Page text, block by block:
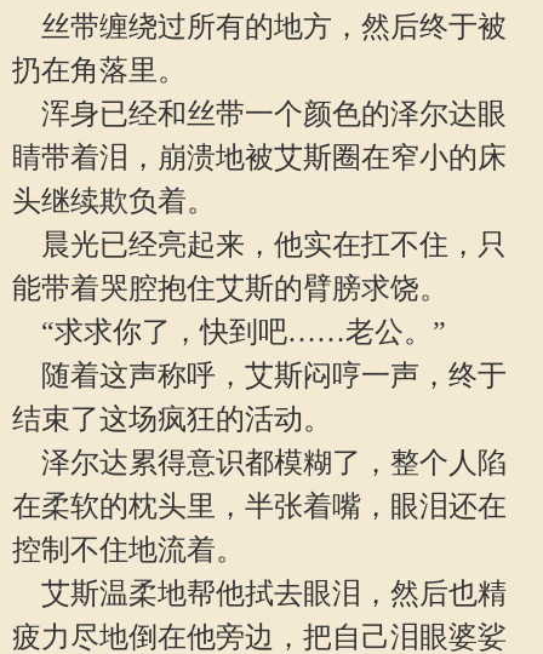
丝带缠绕过所有的地方，然后终于被
扔在角落里。
浑身已经和丝带一个颜色的泽尔达眼
睛带着泪，崩溃地被艾斯圈在窄小的床
头继续欺负着。
晨光已经亮起来，他实在扛不住，只
能带着哭腔抱住艾斯的臂膀求饶。
“求求你了，快到吧……老公。”
随着这声称呼，艾斯闷哼一声，终于
结束了这场疯狂的活动。
泽尔达累得意识都模糊了，整个人陷
在柔软的枕头里，半张着嘴，眼泪还在
控制不住地流着。
艾斯温柔地帮他拭去眼泪，然后也精
疲力尽地倒在他旁边，把自己泪眼婆娑